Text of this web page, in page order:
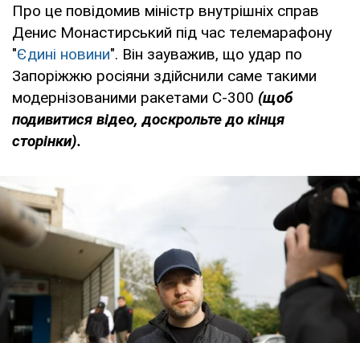
Про це повідомив міністр внутрішніх справ
Денис Монастирський під час телемарафону
"Єдині новини". Він зауважив, що удар по
Запоріжжю росіяни здійснили саме такими
модернізованими ракетами С-300 (щоб
подивитися відео, доскрольте до кінця
сторінки).